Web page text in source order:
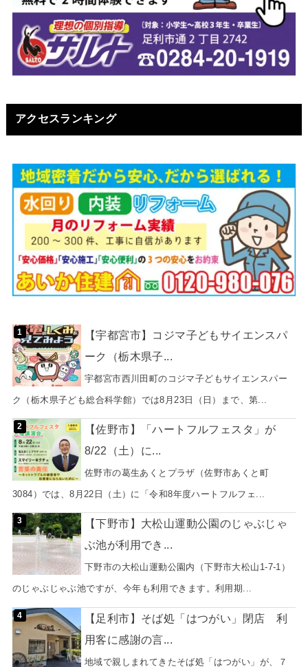
アクセスランキング
【宇都宮市】コジマ子どもサイエンスパ
ーク（栃木県子...
宇都宮市西川田町のコジマ子どもサイエンスパー
ク（栃木県子ども総合科学館）では8月23日（日）まで、第...
【佐野市】「ハートフルフェスタ」が
8/22（土）に...
佐野市の葛生あくとプラザ（佐野市あくと町
3084）では、8月22日（土）に「令和8年度ハートフルフェ...
【下野市】大松山運動公園のじゃぶじゃ
ぶ池が利用でき...
下野市の大松山運動公園内（下野市大松山1-7-1）
のじゃぶじゃぶ池ですが、今年も利用できます。利用期...
【足利市】そば処「はつがい」閉店 利
用客に感謝の言...
地域で親しまれてきたそば処「はつがい」が、７